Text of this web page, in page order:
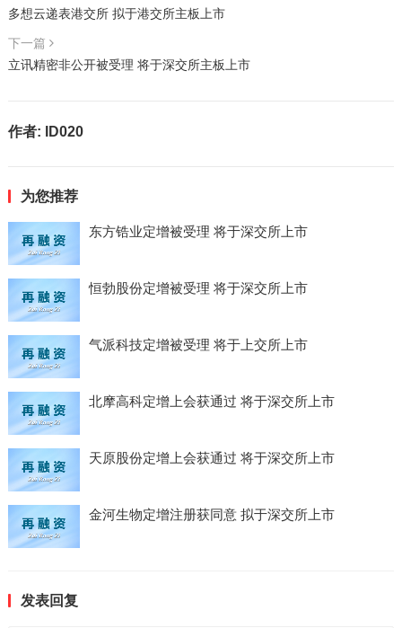
多想云递表港交所 拟于港交所主板上市
下一篇
立讯精密非公开被受理 将于深交所主板上市
作者: ID020
为您推荐
东方锆业定增被受理 将于深交所上市
恒勃股份定增被受理 将于深交所上市
气派科技定增被受理 将于上交所上市
北摩高科定增上会获通过 将于深交所上市
天原股份定增上会获通过 将于深交所上市
金河生物定增注册获同意 拟于深交所上市
发表回复